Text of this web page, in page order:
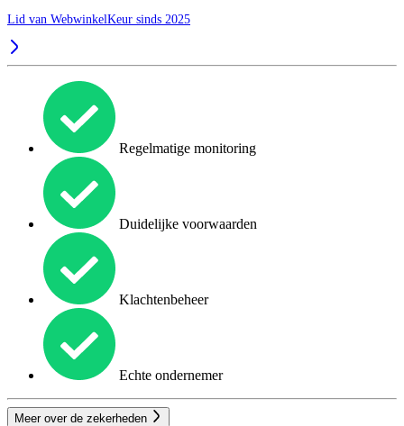
Lid van WebwinkelKeur sinds 2025
Regelmatige monitoring
Duidelijke voorwaarden
Klachtenbeheer
Echte ondernemer
Meer over de zekerheden